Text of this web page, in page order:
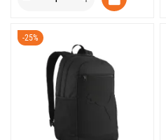
-25%